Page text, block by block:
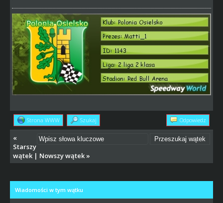
Strona WWW Szukaj Odpowiedz
«
Starszy
wątek| Nowszy wątek»
Wiadomości w tym wątku